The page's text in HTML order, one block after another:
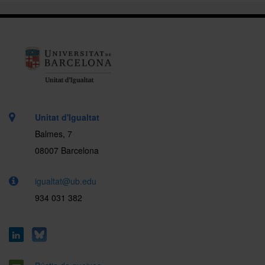
Unitat d'Igualtat
Balmes, 7
08007 Barcelona
igualtat@ub.edu
934 031 382